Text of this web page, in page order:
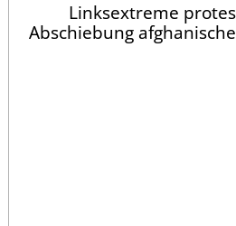
Linksextreme
Abschiebung